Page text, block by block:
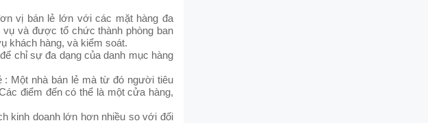
vị bán lẻ lớn với các mặt hàng đa
vụ và được tổ chức thành phòng ban
khách hàng, và kiểm soát.
chỉ sự đa dạng của danh mục hàng
Một nhà bán lẻ mà từ đó người tiêu
điểm đến có thể là một cửa hàng,
kinh doanh lớn hơn nhiều so với đối